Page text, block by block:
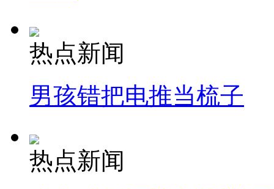
热点新闻
男孩错把电推当梳子
热点新闻